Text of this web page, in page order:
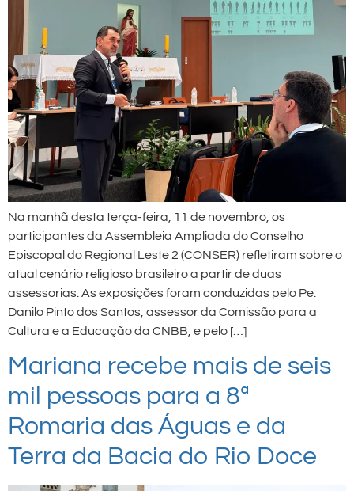
Na manhã desta terça-feira, 11 de novembro, os
participantes da Assembleia Ampliada do Conselho
Episcopal do Regional Leste 2 (CONSER) refletiram sobre o
atual cenário religioso brasileiro a partir de duas
assessorias. As exposições foram conduzidas pelo Pe.
Danilo Pinto dos Santos, assessor da Comissão para a
Cultura e a Educação da CNBB, e pelo […]
Mariana recebe mais de seis
mil pessoas para a 8ª
Romaria das Águas e da
Terra da Bacia do Rio Doce